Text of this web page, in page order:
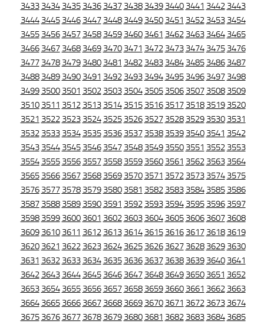
3433 3434 3435 3436 3437 3438 3439 3440 3441 3442 3443
3444 3445 3446 3447 3448 3449 3450 3451 3452 3453 3454
3455 3456 3457 3458 3459 3460 3461 3462 3463 3464 3465
3466 3467 3468 3469 3470 3471 3472 3473 3474 3475 3476
3477 3478 3479 3480 3481 3482 3483 3484 3485 3486 3487
3488 3489 3490 3491 3492 3493 3494 3495 3496 3497 3498
3499 3500 3501 3502 3503 3504 3505 3506 3507 3508 3509
3510 3511 3512 3513 3514 3515 3516 3517 3518 3519 3520
3521 3522 3523 3524 3525 3526 3527 3528 3529 3530 3531
3532 3533 3534 3535 3536 3537 3538 3539 3540 3541 3542
3543 3544 3545 3546 3547 3548 3549 3550 3551 3552 3553
3554 3555 3556 3557 3558 3559 3560 3561 3562 3563 3564
3565 3566 3567 3568 3569 3570 3571 3572 3573 3574 3575
3576 3577 3578 3579 3580 3581 3582 3583 3584 3585 3586
3587 3588 3589 3590 3591 3592 3593 3594 3595 3596 3597
3598 3599 3600 3601 3602 3603 3604 3605 3606 3607 3608
3609 3610 3611 3612 3613 3614 3615 3616 3617 3618 3619
3620 3621 3622 3623 3624 3625 3626 3627 3628 3629 3630
3631 3632 3633 3634 3635 3636 3637 3638 3639 3640 3641
3642 3643 3644 3645 3646 3647 3648 3649 3650 3651 3652
3653 3654 3655 3656 3657 3658 3659 3660 3661 3662 3663
3664 3665 3666 3667 3668 3669 3670 3671 3672 3673 3674
3675 3676 3677 3678 3679 3680 3681 3682 3683 3684 3685